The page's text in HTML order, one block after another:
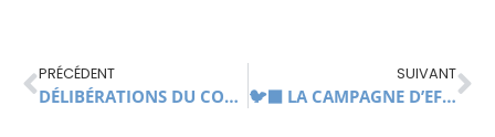
PRÉCÉDENT
DÉLIBÉRATIONS DU CONSEIL MUNICIPAL DU 26 SEPTEMBRE 2024
SUIVANT
🐦‍⬛​ LA CAMPAGNE D’EFFAROUCHEMENT D’ÉTOURNEAUX EST TERMINÉE 🐦‍⬛​